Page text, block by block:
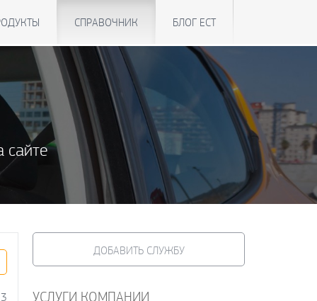
СПРАВОЧНИК БЛОГ ЕСТ
сайте
ДОБАВИТЬ СЛУЖБУ
УСЛУГИ КОМПАНИИ